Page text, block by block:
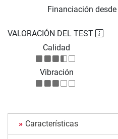
VALORACIÓN DEL TEST
Calidad
Vibración
Financiación desde
Características